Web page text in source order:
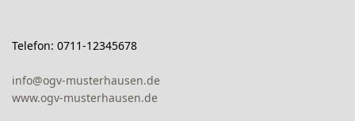
Telefon: 0711-12345678
info@ogv-musterhausen.de
www.ogv-musterhausen.de